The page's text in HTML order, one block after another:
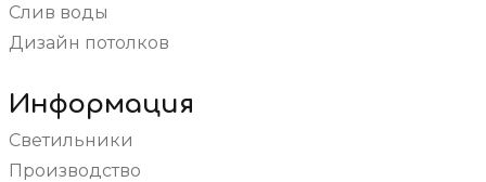
В детскую
В зал
С фотопечатью
Звездное небо
Двухуровневые
С подсветкой
Слив воды
Дизайн потолков
Информация
Светильники
Производство